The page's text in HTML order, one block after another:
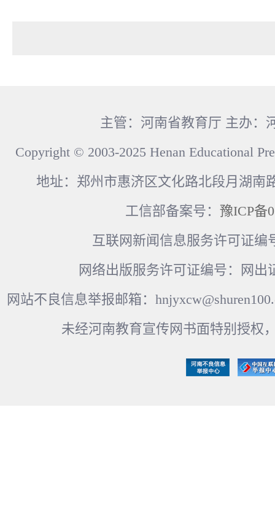
主管：河南省教育厅 主办：
Copyright © 2003-2025 Henan Educational
地址：郑州市惠济区文化路北段月湖南
工信部备案号： 豫ICP备
互联网新闻信息服务许可证编
网络出版服务许可证编号：网出
网站不良信息举报邮箱：
未经河南教育宣传网书面特别授权